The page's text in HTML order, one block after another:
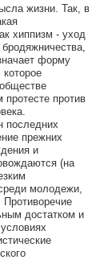
жизни. Так, в
хиппизм - уход
форму
протесте против
последних
прежних
и
(на
молодежи,
Противоречие
достатком и